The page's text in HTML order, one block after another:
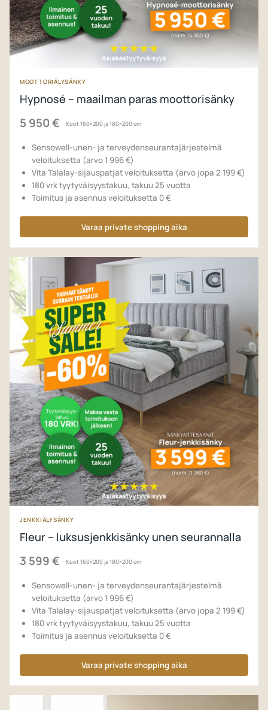
MOOTTORIÄLYSÄNKY
Hypnosé – maailman paras moottorisänky
5 950 € Koot 160×200 ja 180×200 cm
Sensowell-unen- ja terveydenseurantajärjestelmä
veloituksetta (arvo 1 996 €)
Vita Talalay-sijauspatjat veloituksetta (arvo jopa 2 199 €)
180 vrk tyytyväisyystakuu, takuu 25 vuotta
Toimitus ja asennus veloituksetta 0 €
Varaa private shopping aika
JENKKIÄLYSÄNKY
Fleur – luksusjenkkisänky unen seurannalla
3 599 € Koot 160×200 ja 180×200 cm
Sensowell-unen- ja terveydenseurantajärjestelmä
veloituksetta (arvo 1 996 €)
Vita Talalay-sijauspatjat veloituksetta (arvo jopa 2 199 €)
180 vrk tyytyväisyystakuu, takuu 25 vuotta
Toimitus ja asennus veloituksetta 0 €
Varaa private shopping aika